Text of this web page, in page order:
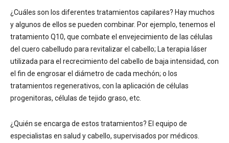
¿Cuáles son los diferentes tratamientos capilares? Hay muchos
y algunos de ellos se pueden combinar. Por ejemplo, tenemos el
tratamiento Q10, que combate el envejecimiento de las células
del cuero cabelludo para revitalizar el cabello; La terapia láser
utilizada para el recrecimiento del cabello de baja intensidad, con
el fin de engrosar el diámetro de cada mechón; o los
tratamientos regenerativos, con la aplicación de células
progenitoras, células de tejido graso, etc.
¿Quién se encarga de estos tratamientos? El equipo de
especialistas en salud y cabello, supervisados por médicos.